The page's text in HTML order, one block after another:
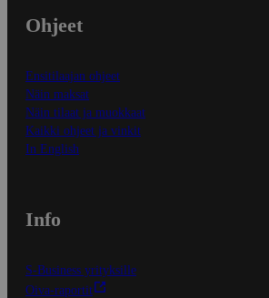
Ohjeet
Ensitilaajan ohjeet
Näin maksat
Näin tilaat ja muokkaat
Kaikki ohjeet ja vinkit
In English
Info
S-Business yrityksille
Oiva-raportit